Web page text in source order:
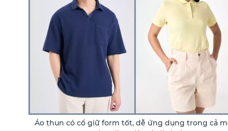
Áo thun có cổ giữ form tốt, dễ ứng dụng trong cả